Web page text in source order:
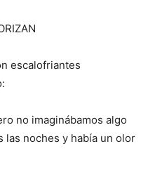
escalofriantes
no imaginábamos algo
las noches y había un olor